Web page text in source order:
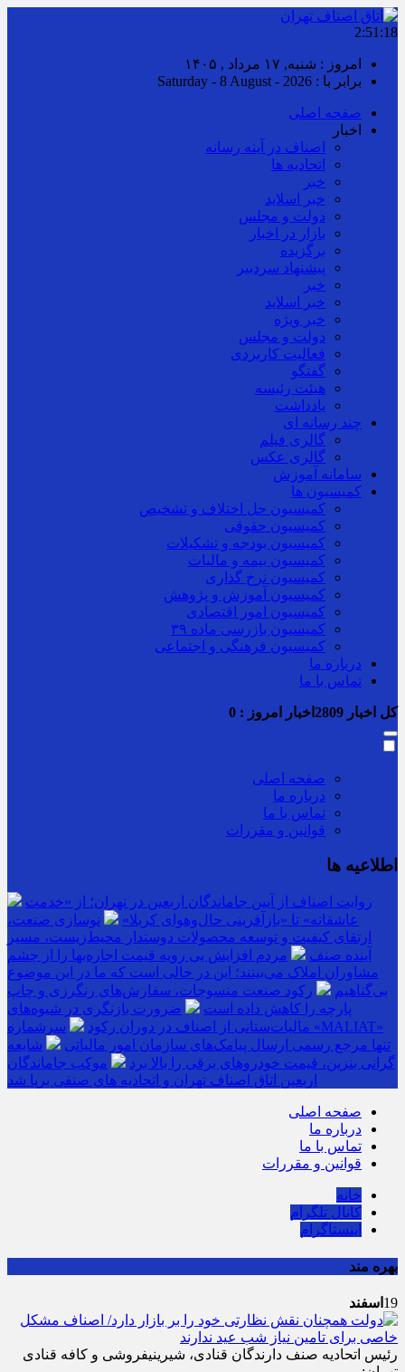
2:51:19
امروز : شنبه, ۱۷ مرداد , ۱۴۰۵
برابر با : Saturday - 8 August - 2026
صفحه اصلی
اخبار
اصناف در آینه رسانه
اتحادیه ها
خبر
خبر اسلايد
دولت و مجلس
بازار در اخبار
برگزیده
پیشنهاد سردبیر
خبر
خبر اسلايد
خبر ویژه
دولت و مجلس
فعالیت کاربردی
گفتگو
هیئت رئیسه
یادداشت
چند رسانه ای
گالری فیلم
گالری عکس
سامانه آموزش
کمیسیون ها
کمیسیون حل اختلاف و تشخیص
کمیسیون حقوقی
کمیسیون بودجه و تشکیلات
کمیسیون بیمه و مالیات
کمیسیون نرخ گذاری
کمیسیون آموزش و پژوهش
کمیسیون امور اقتصادی
کمیسیون بازرسی ماده ۳۹
کمیسیون فرهنگی و اجتماعی
درباره ما
تماس با ما
کل اخبار اخبار امروز : 0
صفحه اصلی
درباره ما
تماس با ما
قوانین و مقررات
اطلاعیه ها
روایت اصناف از آیین جاماندگان اربعین در تهران؛ از «خدمت
عاشقانه» تا «بازآفرینی حال‌وهوای کربلا»
نوسازی صنعت،
ارتقای کیفیت و توسعه محصولات دوستدار محیط‌زیست، مسیر
آینده صنف
مردم افزایش بی رویه قیمت اجاره‌بها را از چشم
مشاوران املاک می‌بینند؛ این در حالی است که ما در این موضوع
بی‌گناهیم
رکود صنعت منسوجات، سفارش‌های رنگرزی و چاپ
پارچه را کاهش داده است
ضرورت بازنگری در شیوه‌های
مالیات‌ستانی از اصناف در دوران رکود
سرشماره «MALIAT»
تنها مرجع رسمی ارسال پیامک‌های سازمان امور مالیاتی
شایعه
گرانی بنزین، قیمت خودروهای برقی را بالا برد
موکب جاماندگان
اربعین اتاق اصناف تهران و اتحادیه های صنفی برپا شد
صفحه اصلی
درباره ما
تماس با ما
قوانین و مقررات
خانه
کانال تلگرام
اینستاگرام
بهره مند
19 اسفند
رئیس اتحادیه صنف دارندگان قنادی، شیرینی‎فروشی و کافه قنادی